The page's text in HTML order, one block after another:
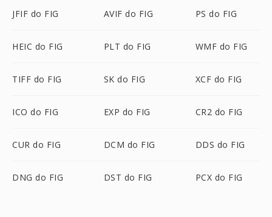
JFIF do FIG AVIF do FIG PS do FIG
HEIC do FIG PLT do FIG WMF do FIG
TIFF do FIG SK do FIG XCF do FIG
ICO do FIG EXP do FIG CR2 do FIG
CUR do FIG DCM do FIG DDS do FIG
DNG do FIG DST do FIG PCX do FIG